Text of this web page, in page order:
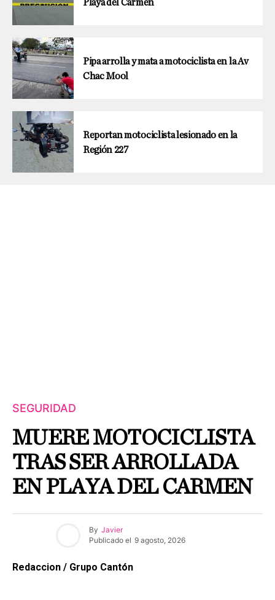
Playa del Carmen
Pipa arrolla y mata a motociclista en la Av
Chac Mool
Reportan motociclista lesionado en la
Región 227
SEGURIDAD
MUERE MOTOCICLISTA
TRAS SER ARROLLADA
EN PLAYA DEL CARMEN
By Javier
Publicado el 9 agosto, 2026
Redaccion / Grupo Cantón